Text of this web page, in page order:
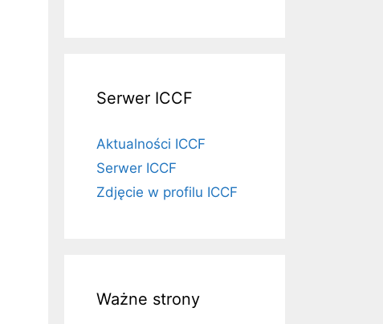
Serwer ICCF
Aktualności ICCF
Serwer ICCF
Zdjęcie w profilu ICCF
Ważne strony